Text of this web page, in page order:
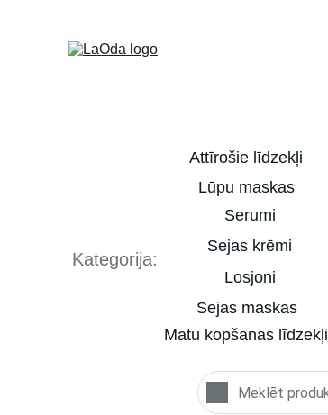
Kategorija:
Serumi
Sejas krēmi
Attīrošie līdzekļi
Losjoni
Lūpu maskas
Sejas maskas
Matu kopšanas līdzekļi